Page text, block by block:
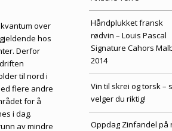
over
hos
Derfor
til nord i
flere andre
for å
i dag.
av mindre
Håndplukket fransk
rødvin – Louis Pascal
Signature Cahors
2014
Vin til skrei og torsk –
velger du riktig!
Oppdag Zinfandel på